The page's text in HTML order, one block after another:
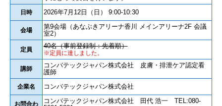
日時 2026年7月12日（日） 9:00-10:30
会場
第9会場（あなぶきアリーナ香川 メインアリーナ2F 会議
室2）
定員 40名（事前登録制：先着順）
※定員に達しました。
講師
コンバテックジャパン株式会社 皮膚・排泄ケア認定看
護師
企業名 コンバテックジャパン株式会社
お問合わ
コンバテックジャパン株式会社 田代 浩一 TEL:080-